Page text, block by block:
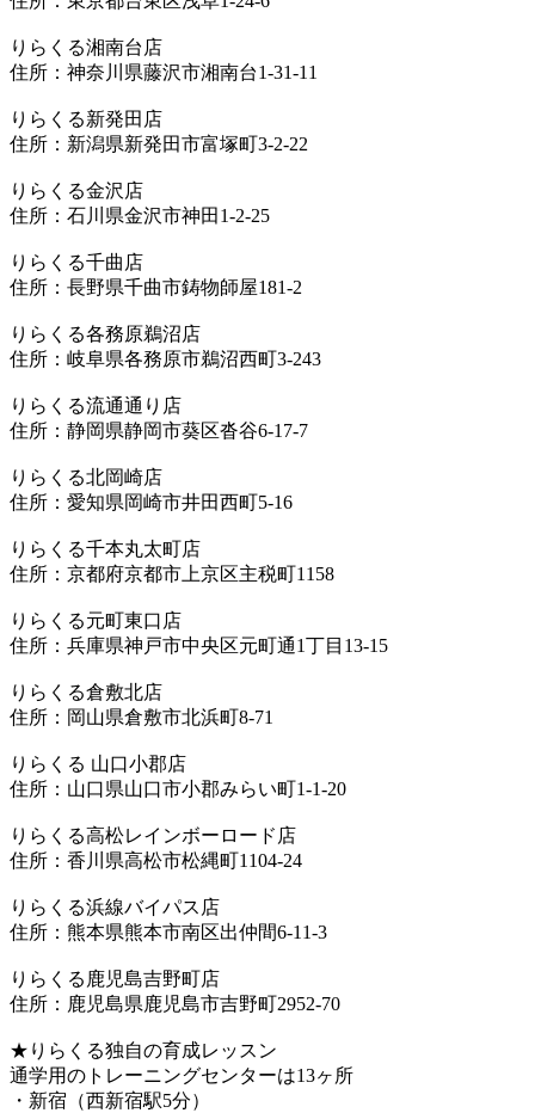
りらくる湘南台店
住所：神奈川県藤沢市湘南台1-31-11
りらくる新発田店
住所：新潟県新発田市富塚町3-2-22
りらくる金沢店
住所：石川県金沢市神田1-2-25
りらくる千曲店
住所：長野県千曲市鋳物師屋181-2
りらくる各務原鵜沼店
住所：岐阜県各務原市鵜沼西町3-243
りらくる流通通り店
住所：静岡県静岡市葵区沓谷6-17-7
りらくる北岡崎店
住所：愛知県岡崎市井田西町5-16
りらくる千本丸太町店
住所：京都府京都市上京区主税町1158
りらくる元町東口店
住所：兵庫県神戸市中央区元町通1丁目13-15
りらくる倉敷北店
住所：岡山県倉敷市北浜町8-71
りらくる 山口小郡店
住所：山口県山口市小郡みらい町1-1-20
りらくる高松レインボーロード店
住所：香川県高松市松縄町1104-24
りらくる浜線バイパス店
住所：熊本県熊本市南区出仲間6-11-3
りらくる鹿児島吉野町店
住所：鹿児島県鹿児島市吉野町2952-70
★りらくる独自の育成レッスン
通学用のトレーニングセンターは13ヶ所
・新宿（西新宿駅5分）